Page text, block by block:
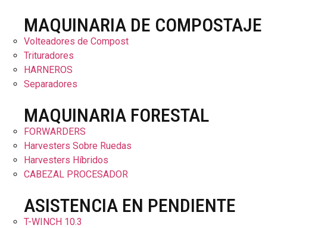
MAQUINARIA DE COMPOSTAJE
Volteadores de Compost
Trituradores
HARNEROS
Separadores
MAQUINARIA FORESTAL
FORWARDERS
Harvesters Sobre Ruedas
Harvesters Híbridos
CABEZAL PROCESADOR
ASISTENCIA EN PENDIENTE
T-WINCH 10.3